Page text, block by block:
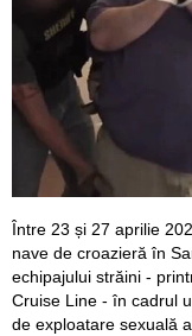
Între 23 și 27 aprilie
nave de croazieră în
echipajului străini -
Cruise Line - în cadrul
de exploatare sexuală